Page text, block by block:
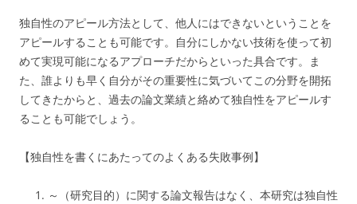
独自性のアピール方法として、他人にはできないということを
アピールすることも可能です。自分にしかない技術を使って初
めて実現可能になるアプローチだからといった具合です。ま
た、誰よりも早く自分がその重要性に気づいてこの分野を開拓
してきたからと、過去の論文業績と絡めて独自性をアピールす
ることも可能でしょう。
【独自性を書くにあたってのよくある失敗事例】
～（研究目的）に関する論文報告はなく、本研究は独自性